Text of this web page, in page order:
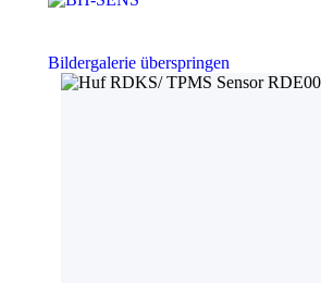
Bildergalerie überspringen